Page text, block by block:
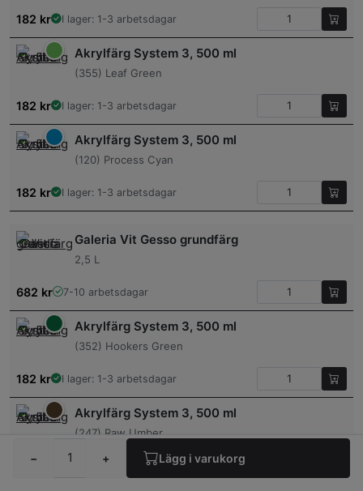
− + Lägg i varukorg
182 kr I lager: 1-3 arbetsdagar
Akrylfärg System 3, 500 ml
(355) Leaf Green
182 kr I lager: 1-3 arbetsdagar
Akrylfärg System 3, 500 ml
(120) Process Cyan
182 kr I lager: 1-3 arbetsdagar
Galeria Vit Gesso grundfärg
2,5 L
682 kr 7-10 arbetsdagar
Akrylfärg System 3, 500 ml
(352) Hookers Green
182 kr I lager: 1-3 arbetsdagar
Akrylfärg System 3, 500 ml
(247) Raw Umber
I lager: 1-3 arbetsdagar